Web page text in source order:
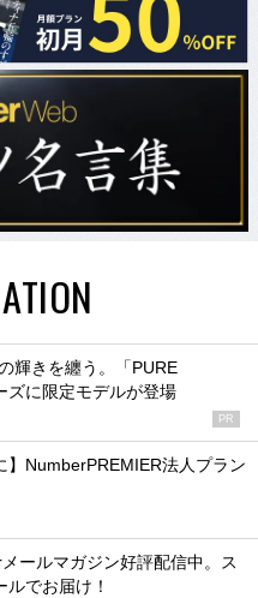
輝きを纏う。「PURE
ズに限定モデルが登場
PR
】NumberPREMIER法人プラン
ールマガジン好評配信中。ス
でお届け！